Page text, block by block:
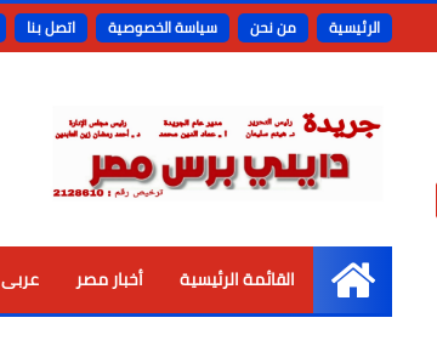
الرئيسية من نحن سياسة الخصوصية اتصل بنا
الرئيسية
القائمة الرئيسية أخبار مصر عربى